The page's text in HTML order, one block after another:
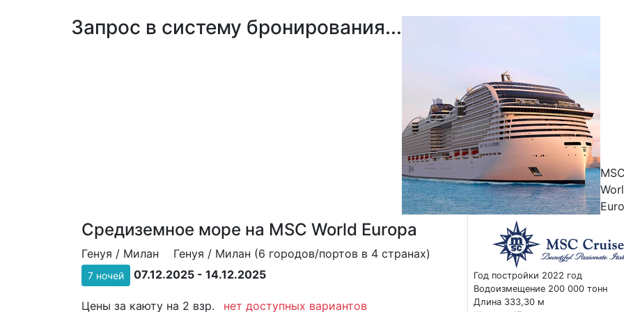
MSC
Средиземное море на MSC World Europa
Генуя / Милан Генуя / Милан (6 городов/портов в 4 странах)
7 ночей 07.12.2025 - 14.12.2025
Цены за каюту на 2 взр. нет доступных вариантов
Год постройки 2022 год
Водоизмещение 200 000 тонн
Длина 333,30 м
Запрос в систему бронирования...